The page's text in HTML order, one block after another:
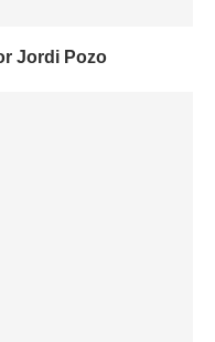
Jordi Pozo